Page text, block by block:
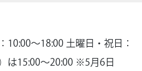
10:00～18:00 土曜日・祝日：
は15:00～20:00 ※5月6日